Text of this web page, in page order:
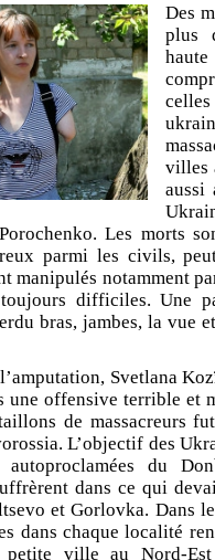
Des
plus
villes
aussi
Les morts
parmi les civils,
manipulés notamment
difficiles. Une
bras, jambes, la vue
Svetlana
une offensive terrible et
de massacreurs
L’objectif des
autoproclamées du
dans ce qui
et Gorlovka. Dans
dans chaque localité
petite ville au Nord-